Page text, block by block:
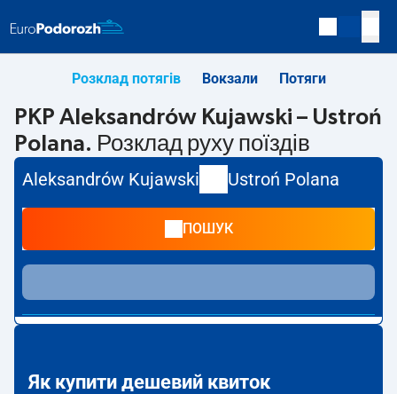
Розклад потягів Вокзали Потяги
PKP Aleksandrów Kujawski – Ustroń
Polana. Розклад руху поїздів
Aleksandrów Kujawski Ustroń Polana
ПОШУК
Як купити дешевий квиток